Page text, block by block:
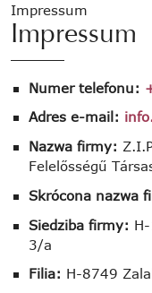
Impressum
Impressum
Numer telefonu:
Adres e-mail:
Nazwa firmy:
Felelősségű
Skrócona nazwa
Siedziba firmy:
3/a
Filia: H-8749